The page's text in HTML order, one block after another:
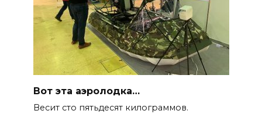
Вот эта аэролодка…
Весит сто пятьдесят килограммов.